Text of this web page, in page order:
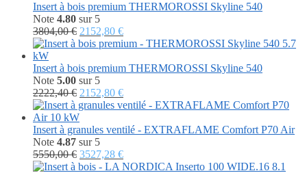
Insert à bois premium THERMOROSSI Skyline 540
Note 4.80 sur 5
3804,00€ Le
prix
était :
3804,00 €.
2152,80 €Le
prix
est :
Insert à bois premium THERMOROSSI Skyline 540
Note 5.00 sur 5
2222,40€ Le
prix
initial
était :
2222,40 €.
2152,80 €Le
prix
est :
Insert à granules ventilé - EXTRAFLAME Comfort P70 Air
Note 4.87 sur 5
5550,00€ Le
prix
3527,28 €Le
prix